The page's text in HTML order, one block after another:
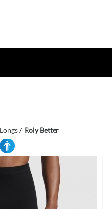
Longs Roly Better